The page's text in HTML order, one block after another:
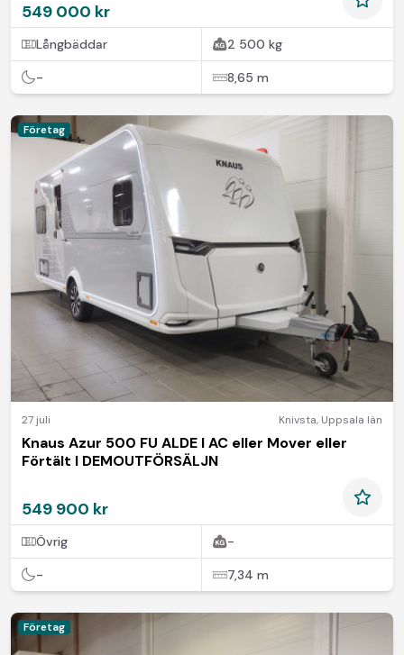
549 000 kr
Långbäddar 2 500 kg
- 8,65 m
Företag
27 juli Knivsta, Uppsala län
Knaus Azur 500 FU ALDE I AC eller Mover eller
Förtält I DEMOUTFÖRSÄLJN
549 900 kr
Övrig -
- 7,34 m
Företag